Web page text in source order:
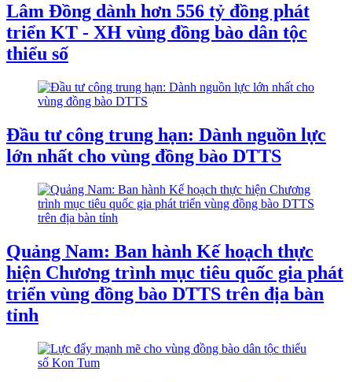
Lâm Đồng dành hơn 556 tỷ đồng phát
triển KT - XH vùng đồng bào dân tộc
thiểu số
Đầu tư công trung hạn: Dành nguồn lực
lớn nhất cho vùng đồng bào DTTS
Quảng Nam: Ban hành Kế hoạch thực
hiện Chương trình mục tiêu quốc gia phát
triển vùng đồng bào DTTS trên địa bàn
tỉnh